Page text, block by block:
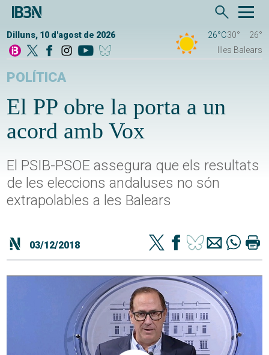
Dilluns, 10 d'agost de 2026 26°C30°
26°
Illes Balears
POLÍTICA
El PP obre la porta a un
acord amb Vox
El PSIB-PSOE assegura que els resultats
de les eleccions andaluses no són
extrapolables a les Balears
03/12/2018